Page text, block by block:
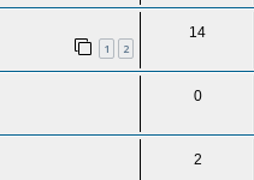
1 2
14
0
2